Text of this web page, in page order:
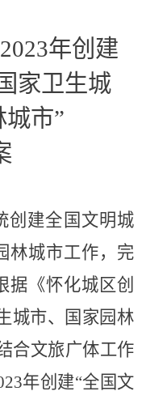
2023年创建
家卫生城
市”
创建全国文明城
林城市工作，完
据《怀化城区创
城市、国家园林
合文旅广体工作
3年创建“全国文